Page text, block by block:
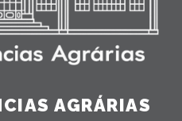
AGRÁRIAS